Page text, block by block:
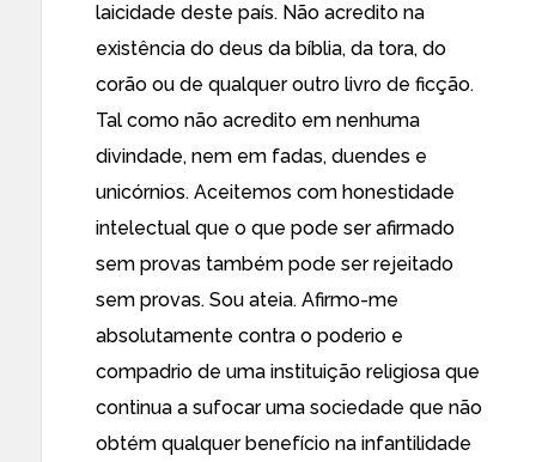
laicidade deste país. Não acredito na
existência do deus da bíblia, da tora, do
corão ou de qualquer outro livro de ficção.
Tal como não acredito em nenhuma
divindade, nem em fadas, duendes e
unicórnios. Aceitemos com honestidade
intelectual que o que pode ser afirmado
sem provas também pode ser rejeitado
sem provas. Sou ateia. Afirmo-me
absolutamente contra o poderio e
compadrio de uma instituição religiosa que
continua a sufocar uma sociedade que não
obtém qualquer benefício na infantilidade